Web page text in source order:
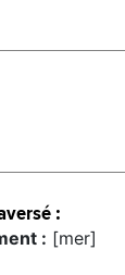
:
: [mer]